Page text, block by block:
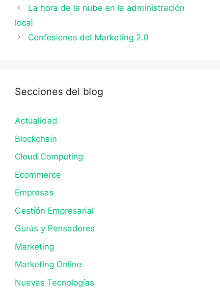
La hora de la nube en la administración
local
Confesiones del Marketing 2.0
Secciones del blog
Actualidad
Blockchain
Cloud Computing
Ecommerce
Empresas
Gestión Empresarial
Gurús y Pensadores
Marketing
Marketing Online
Nuevas Tecnologías